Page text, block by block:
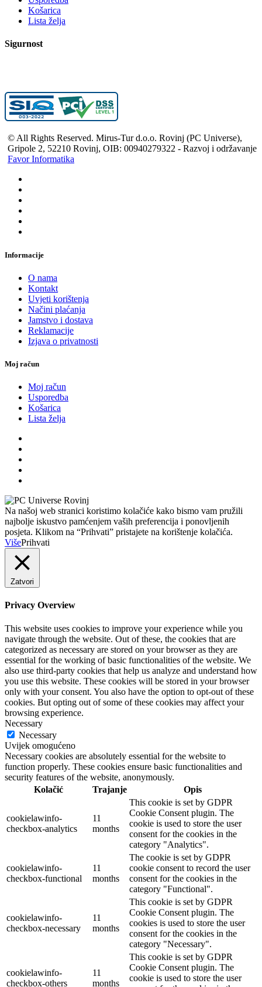
Košarica
Lista želja
Sigurnost
© All Rights Reserved. Mirus-Tur d.o.o. Rovinj (PC Universe),
Gripole 2, 52210 Rovinj, OIB: 00940279322 - Razvoj i održavanje
Favor Informatika
Informacije
O nama
Kontakt
Uvjeti korištenja
Načini plaćanja
Jamstvo i dostava
Reklamacije
Izjava o privatnosti
Moj račun
Moj račun
Usporedba
Košarica
Lista želja
Na našoj web stranici koristimo kolačiće kako bismo vam pružili
najbolje iskustvo pamćenjem vaših preferencija i ponovljenih
posjeta. Klikom na “Prihvati” pristajete na korištenje kolačića.
VišePrihvati
Zatvori
Privacy Overview
This website uses cookies to improve your experience while you
navigate through the website. Out of these, the cookies that are
categorized as necessary are stored on your browser as they are
essential for the working of basic functionalities of the website. We
also use third-party cookies that help us analyze and understand how
you use this website. These cookies will be stored in your browser
only with your consent. You also have the option to opt-out of these
cookies. But opting out of some of these cookies may affect your
browsing experience.
Necessary
Necessary
Uvijek omogućeno
Necessary cookies are absolutely essential for the website to
function properly. These cookies ensure basic functionalities and
security features of the website, anonymously.
Kolačić
Trajanje Opis
cookielawinfo-
checkbox-analytics
11
months
This cookie is set by GDPR
Cookie Consent plugin. The
cookie is used to store the user
consent for the cookies in the
category "Analytics".
cookielawinfo-
checkbox-functional
11
months
The cookie is set by GDPR
cookie consent to record the user
consent for the cookies in the
category "Functional".
cookielawinfo-
checkbox-necessary
11
months
This cookie is set by GDPR
Cookie Consent plugin. The
cookies is used to store the user
consent for the cookies in the
category "Necessary".
cookielawinfo-
checkbox-others
11
months
This cookie is set by GDPR
Cookie Consent plugin. The
cookie is used to store the user